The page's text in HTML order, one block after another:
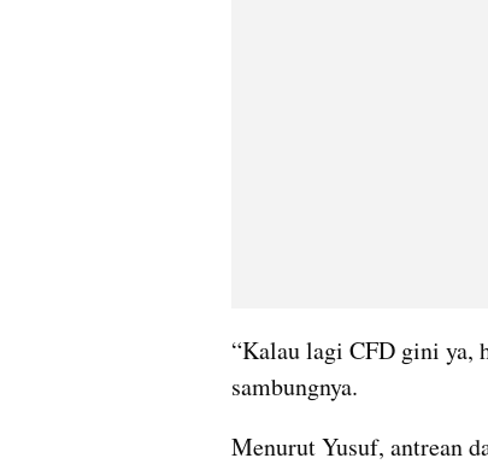
“Kalau lagi CFD gini ya,
sambungnya.
Menurut Yusuf, antrean